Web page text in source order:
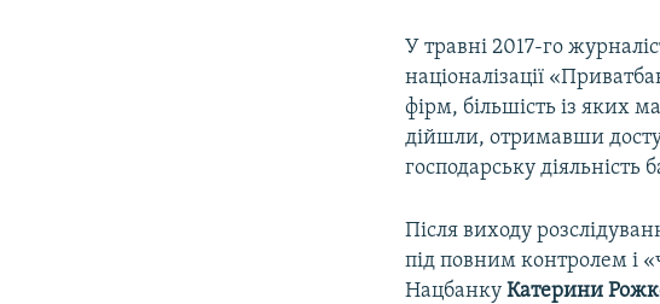
У травні 2017-го
націоналізації
фірм, більшість із яких
дійшли, отримавши
господарську
Після виходу
під повним контролем і
НацбанкуКатерини